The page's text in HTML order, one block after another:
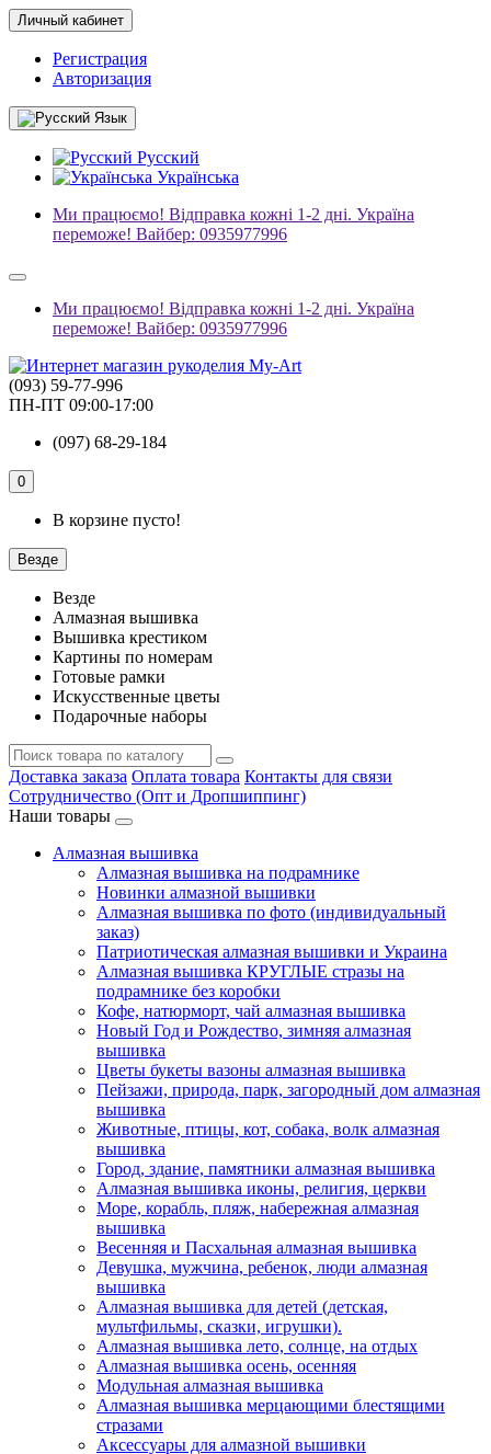
Личный кабинет
Регистрация
Авторизация
Язык
Русский
Українська
Ми працюємо! Відправка кожні 1-2 дні. Україна
переможе! Вайбер: 0935977996
Ми працюємо! Відправка кожні 1-2 дні. Україна
переможе! Вайбер: 0935977996
(093) 59-77-996
ПН-ПТ 09:00-17:00
(097) 68-29-184
0
В корзине пусто!
Везде
Везде
Алмазная вышивка
Вышивка крестиком
Картины по номерам
Готовые рамки
Искусственные цветы
Подарочные наборы
Доставка заказа Оплата товара Контакты для связи
Сотрудничество (Опт и Дропшиппинг)
Наши товары
Алмазная вышивка
Алмазная вышивка на подрамнике
Новинки алмазной вышивки
Алмазная вышивка по фото (индивидуальный
заказ)
Патриотическая алмазная вышивки и Украина
Алмазная вышивка КРУГЛЫЕ стразы на
подрамнике без коробки
Кофе, натюрморт, чай алмазная вышивка
Новый Год и Рождество, зимняя алмазная
вышивка
Цветы букеты вазоны алмазная вышивка
Пейзажи, природа, парк, загородный дом алмазная
вышивка
Животные, птицы, кот, собака, волк алмазная
вышивка
Город, здание, памятники алмазная вышивка
Алмазная вышивка иконы, религия, церкви
Море, корабль, пляж, набережная алмазная
вышивка
Весенняя и Пасхальная алмазная вышивка
Девушка, мужчина, ребенок, люди алмазная
вышивка
Алмазная вышивка для детей (детская,
мультфильмы, сказки, игрушки).
Алмазная вышивка лето, солнце, на отдых
Алмазная вышивка осень, осенняя
Модульная алмазная вышивка
Алмазная вышивка мерцающими блестящими
стразами
Аксессуары для алмазной вышивки